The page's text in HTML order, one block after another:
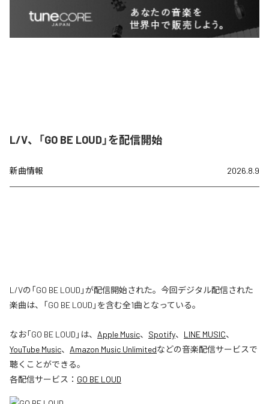
L/V、「GO BE LOUD」を配信開始
新曲情報 2026.8.9
L/Vの「GO BE LOUD」が配信開始された。今回デジタル配信された
楽曲は、「GO BE LOUD」を含む全1曲となっている。
なお「GO BE LOUD 」は、 Apple Music、 Spotify、 LINE MUSIC、
YouTube Music、 Amazon Music Unlimitedなどの音楽配信サービスで
聴くことができる。
各配信サービス： GO BE LOUD